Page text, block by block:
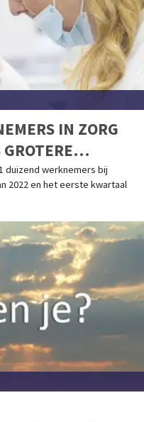
IN ZORG
duizend werknemers bij
2022 en het eerste kwartaal